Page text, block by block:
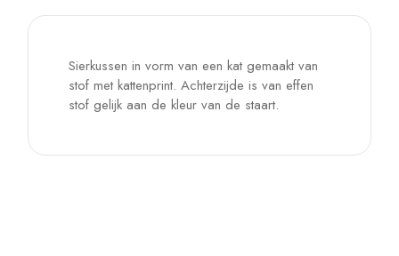
Sierkussen in vorm van een kat gemaakt van
stof met kattenprint. Achterzijde is van effen
stof gelijk aan de kleur van de staart.